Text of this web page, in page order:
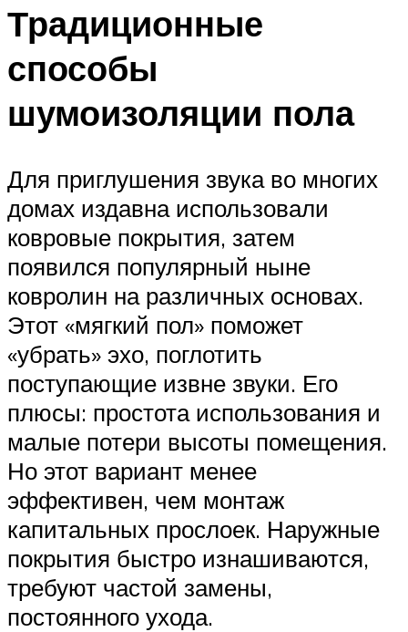
Традиционные
способы
шумоизоляции пола
Для приглушения звука во многих
домах издавна использовали
ковровые покрытия, затем
появился популярный ныне
ковролин на различных основах.
Этот «мягкий пол» поможет
«убрать» эхо, поглотить
поступающие извне звуки. Его
плюсы: простота использования и
малые потери высоты помещения.
Но этот вариант менее
эффективен, чем монтаж
капитальных прослоек. Наружные
покрытия быстро изнашиваются,
требуют частой замены,
постоянного ухода.